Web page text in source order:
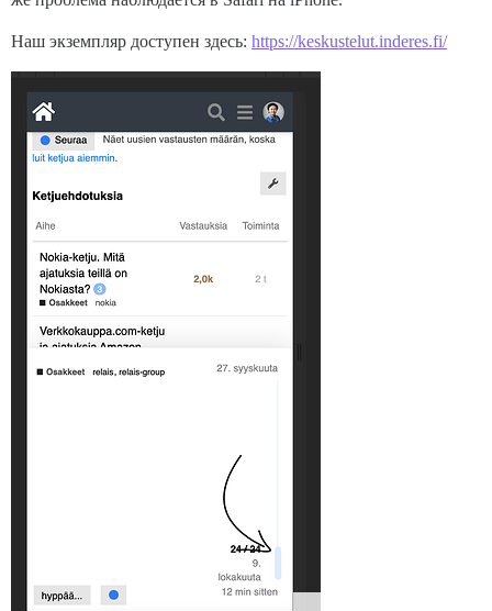
Наш экземпляр доступен здесь: https://keskustelut.inderes.fi/